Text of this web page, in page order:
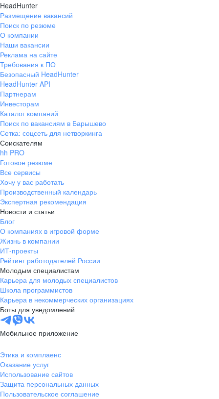
HeadHunter
Размещение вакансий
Поиск по резюме
О компании
Наши вакансии
Реклама на сайте
Требования к ПО
Безопасный HeadHunter
HeadHunter API
Партнерам
Инвесторам
Каталог компаний
Поиск по вакансиям в Барышево
Сетка: соцсеть для нетворкинга
Соискателям
hh PRO
Готовое резюме
Все сервисы
Хочу у вас работать
Производственный календарь
Экспертная рекомендация
Новости и статьи
Блог
О компаниях в игровой форме
Жизнь в компании
ИТ-проекты
Рейтинг работодателей России
Молодым специалистам
Карьера для молодых специалистов
Школа программистов
Карьера в некоммерческих организациях
Боты для уведомлений
Мобильное приложение
Этика и комплаенс
Оказание услуг
Использование сайтов
Защита персональных данных
Пользовательское соглашение